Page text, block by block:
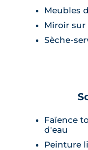
premiers
Les
belle au confort
services et les
étudiants sont
partagé, laverie,
proposées.
Meubles
Miroir sur
Sèche-
Faïence
d'eau
Peinture